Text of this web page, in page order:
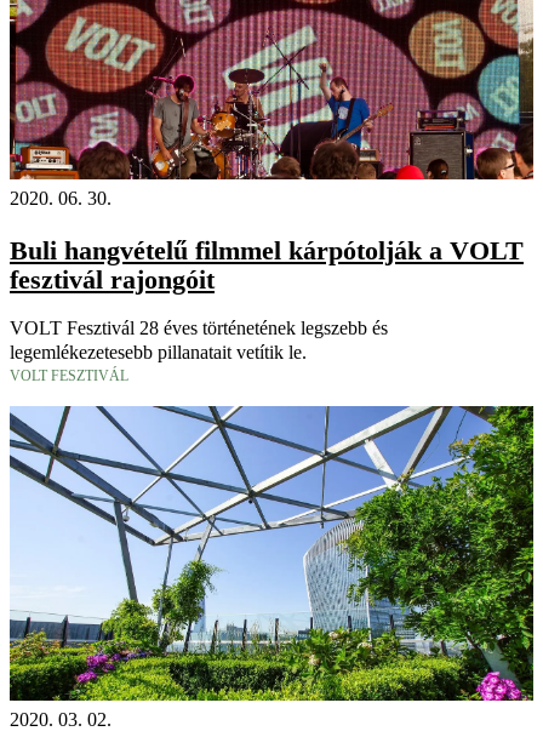
2020. 06. 30.
Buli hangvételű filmmel kárpótolják a VOLT
fesztivál rajongóit
VOLT Fesztivál 28 éves történetének legszebb és
legemlékezetesebb pillanatait vetítik le.
VOLT FESZTIVÁL
2020. 03. 02.